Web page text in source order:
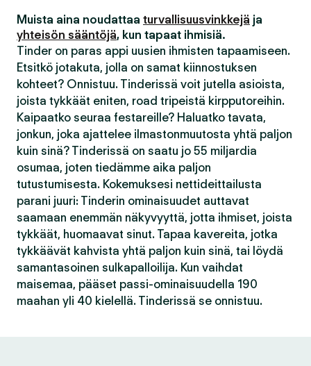
Muista aina noudattaa turvallisuusvinkkejä ja
yhteisön sääntöjä, kun tapaat ihmisiä.
Tinder on paras appi uusien ihmisten tapaamiseen.
Etsitkö jotakuta, jolla on samat kiinnostuksen
kohteet? Onnistuu. Tinderissä voit jutella asioista,
joista tykkäät eniten, road tripeistä kirpputoreihin.
Kaipaatko seuraa festareille? Haluatko tavata,
jonkun, joka ajattelee ilmastonmuutosta yhtä paljon
kuin sinä? Tinderissä on saatu jo 55 miljardia
osumaa, joten tiedämme aika paljon
tutustumisesta. Kokemuksesi nettideittailusta
parani juuri: Tinderin ominaisuudet auttavat
saamaan enemmän näkyvyyttä, jotta ihmiset, joista
tykkäät, huomaavat sinut. Tapaa kavereita, jotka
tykkäävät kahvista yhtä paljon kuin sinä, tai löydä
samantasoinen sulkapalloilija. Kun vaihdat
maisemaa, pääset passi-ominaisuudella 190
maahan yli 40 kielellä. Tinderissä se onnistuu.